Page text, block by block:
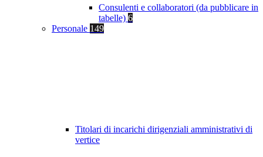
Consulenti e collaboratori (da pubblicare in
tabelle) 6
Personale 149
Titolari di incarichi dirigenziali amministrativi di
vertice